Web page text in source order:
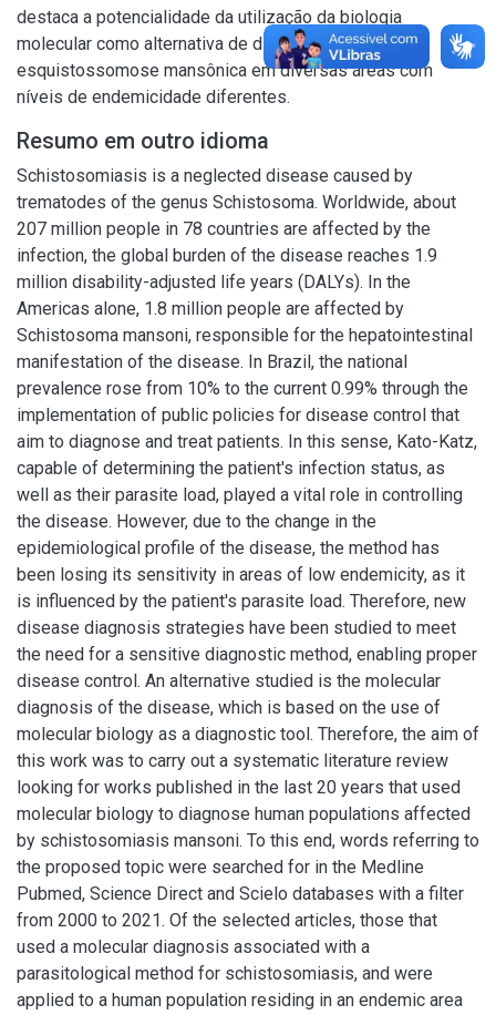
destaca a potencialidade da utilização da biologia
molecular como alternativa de diagnóstico da
esquistossomose mansônica em diversas áreas com
níveis de endemicidade diferentes.
Resumo em outro idioma
Schistosomiasis is a neglected disease caused by
trematodes of the genus Schistosoma. Worldwide, about
207 million people in 78 countries are affected by the
infection, the global burden of the disease reaches 1.9
million disability-adjusted life years (DALYs). In the
Americas alone, 1.8 million people are affected by
Schistosoma mansoni, responsible for the hepatointestinal
manifestation of the disease. In Brazil, the national
prevalence rose from 10% to the current 0.99% through the
implementation of public policies for disease control that
aim to diagnose and treat patients. In this sense, Kato-Katz,
capable of determining the patient's infection status, as
well as their parasite load, played a vital role in controlling
the disease. However, due to the change in the
epidemiological profile of the disease, the method has
been losing its sensitivity in areas of low endemicity, as it
is influenced by the patient's parasite load. Therefore, new
disease diagnosis strategies have been studied to meet
the need for a sensitive diagnostic method, enabling proper
disease control. An alternative studied is the molecular
diagnosis of the disease, which is based on the use of
molecular biology as a diagnostic tool. Therefore, the aim of
this work was to carry out a systematic literature review
looking for works published in the last 20 years that used
molecular biology to diagnose human populations affected
by schistosomiasis mansoni. To this end, words referring to
the proposed topic were searched for in the Medline
Pubmed, Science Direct and Scielo databases with a filter
from 2000 to 2021. Of the selected articles, those that
used a molecular diagnosis associated with a
parasitological method for schistosomiasis, and were
applied to a human population residing in an endemic area